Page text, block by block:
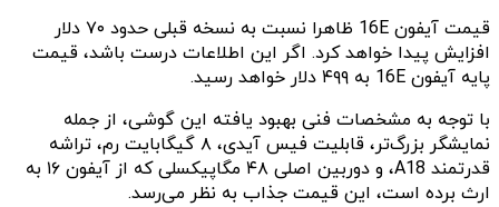
قیمت آیفون 16E ظاهرا نسبت به نسخه قبلی حدود ۷۰ دلار
افزایش پیدا خواهد کرد. اگر این اطلاعات درست باشد، قیمت
پایه آیفون 16E به ۴۹۹ دلار خواهد رسید.
با توجه به مشخصات فنی بهبود یافته این گوشی، از جمله
نمایشگر بزرگ‌تر، قابلیت فیس آیدی، ۸ گیگابایت رم، تراشه
قدرتمند A18، و دوربین اصلی ۴۸ مگاپیکسلی که از آیفون ۱۶ به
ارث برده است، این قیمت جذاب به نظر می‌رسد.